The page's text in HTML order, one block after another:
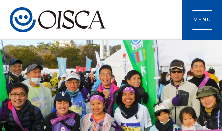
MENU